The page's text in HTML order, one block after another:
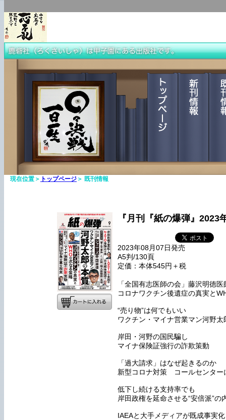
現在位置＞ トップページ ＞ 既刊情報
『月刊『紙の爆弾』2023
2023年08月07日発売
A5判/130頁
定価：本体545円＋税
「全国有志医師の会」藤沢明徳
コロナワクチン後遺症の真実と
“売り物”は何でもいい
ワクチン・マイナ営業マン河野太
岸田・河野の国民騙し
マイナ保険証強行の詐欺策動
「過大請求」はなぜ起きるのか
新型コロナ対策 コールセンター
低下し続ける支持率でも
岸田政権を延命させる“安倍派”の
IAEAと大手メディアが既成事実化